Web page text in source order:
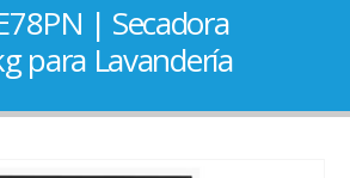
| Secadora
para Lavandería